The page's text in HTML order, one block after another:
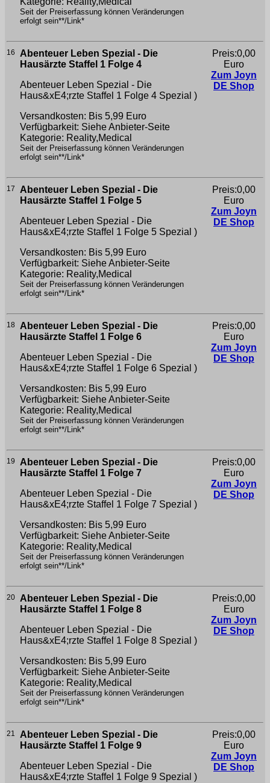
Seit der Preiserfassung können Veränderungen
erfolgt sein**/Link*
16
Abenteuer Leben Spezial - Die
Hausärzte Staffel 1 Folge 4
Abenteuer Leben Spezial - Die
Haus&xE4;rzte Staffel 1 Folge 4 Spezial )
Versandkosten: Bis 5,99 Euro
Verfügbarkeit: Siehe Anbieter-Seite
Kategorie: Reality,Medical
Seit der Preiserfassung können Veränderungen
erfolgt sein**/Link*
Preis:0,00
Euro
Zum Joyn
DE Shop
17
Abenteuer Leben Spezial - Die
Hausärzte Staffel 1 Folge 5
Abenteuer Leben Spezial - Die
Haus&xE4;rzte Staffel 1 Folge 5 Spezial )
Versandkosten: Bis 5,99 Euro
Verfügbarkeit: Siehe Anbieter-Seite
Kategorie: Reality,Medical
Seit der Preiserfassung können Veränderungen
erfolgt sein**/Link*
Preis:0,00
Euro
Zum Joyn
DE Shop
18
Abenteuer Leben Spezial - Die
Hausärzte Staffel 1 Folge 6
Abenteuer Leben Spezial - Die
Haus&xE4;rzte Staffel 1 Folge 6 Spezial )
Versandkosten: Bis 5,99 Euro
Verfügbarkeit: Siehe Anbieter-Seite
Kategorie: Reality,Medical
Seit der Preiserfassung können Veränderungen
erfolgt sein**/Link*
Preis:0,00
Euro
Zum Joyn
DE Shop
19
Abenteuer Leben Spezial - Die
Hausärzte Staffel 1 Folge 7
Abenteuer Leben Spezial - Die
Haus&xE4;rzte Staffel 1 Folge 7 Spezial )
Versandkosten: Bis 5,99 Euro
Verfügbarkeit: Siehe Anbieter-Seite
Kategorie: Reality,Medical
Seit der Preiserfassung können Veränderungen
erfolgt sein**/Link*
Preis:0,00
Euro
Zum Joyn
DE Shop
20
Abenteuer Leben Spezial - Die
Hausärzte Staffel 1 Folge 8
Abenteuer Leben Spezial - Die
Haus&xE4;rzte Staffel 1 Folge 8 Spezial )
Versandkosten: Bis 5,99 Euro
Verfügbarkeit: Siehe Anbieter-Seite
Kategorie: Reality,Medical
Seit der Preiserfassung können Veränderungen
erfolgt sein**/Link*
Preis:0,00
Euro
Zum Joyn
DE Shop
21
Abenteuer Leben Spezial - Die
Hausärzte Staffel 1 Folge 9
Abenteuer Leben Spezial - Die
Haus&xE4;rzte Staffel 1 Folge 9 Spezial )
Preis:0,00
Euro
Zum Joyn
DE Shop